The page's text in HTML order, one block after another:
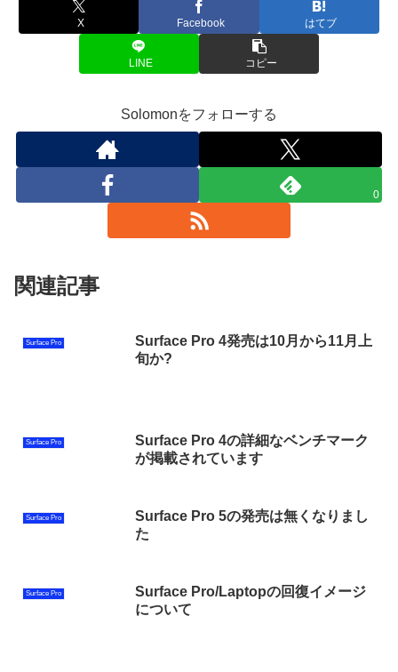
X Facebook はてブ
LINE コピー
Solomonをフォローする
0
関連記事
Surface Pro
Surface Pro 4発売は10月から11月上
旬か?
Surface Pro
Surface Pro 4の詳細なベンチマーク
が掲載されています
Surface Pro
Surface Pro 5の発売は無くなりまし
た
Surface Pro
Surface Pro/Laptopの回復イメージ
について